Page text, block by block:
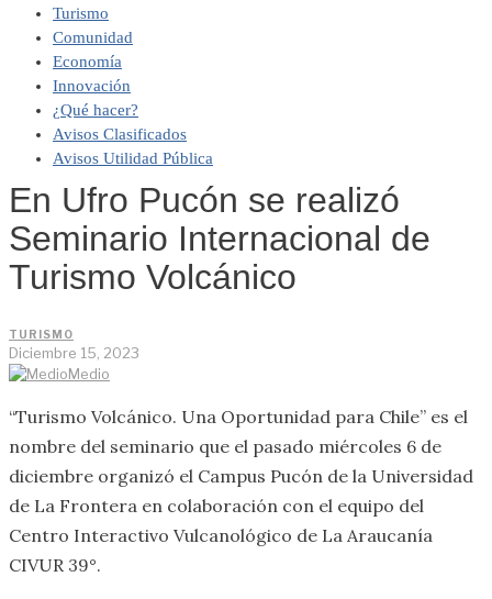
Turismo
Comunidad
Economía
Innovación
¿Qué hacer?
Avisos Clasificados
Avisos Utilidad Pública
En Ufro Pucón se realizó
Seminario Internacional de
Turismo Volcánico
TURISMO
Diciembre 15, 2023
Medio
“Turismo Volcánico. Una Oportunidad para Chile” es el
nombre del seminario que el pasado miércoles 6 de
diciembre organizó el Campus Pucón de la Universidad
de La Frontera en colaboración con el equipo del
Centro Interactivo Vulcanológico de La Araucanía
CIVUR 39°.